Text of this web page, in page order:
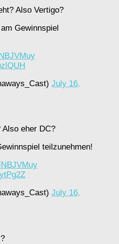
Also Vertigo?
Gewinnspiel
July 16,
Also eher DC?
teilzunehmen!
July 16,